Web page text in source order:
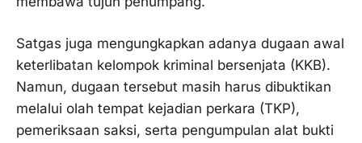
Satgas juga mengungkapkan adanya dugaan awal
keterlibatan kelompok kriminal bersenjata (KKB).
Namun, dugaan tersebut masih harus dibuktikan
melalui olah tempat kejadian perkara (TKP),
pemeriksaan saksi, serta pengumpulan alat bukti